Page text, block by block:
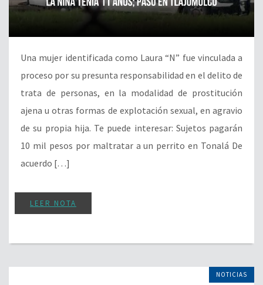
Una mujer identificada como Laura “N” fue vinculada a
proceso por su presunta responsabilidad en el delito de
trata de personas, en la modalidad de prostitución
ajena u otras formas de explotación sexual, en agravio
de su propia hija. Te puede interesar: Sujetos pagarán
10 mil pesos por maltratar a un perrito en Tonalá De
acuerdo […]
LEER NOTA
NOTICIAS